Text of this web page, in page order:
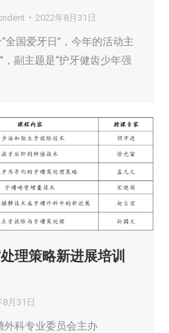
2022年8月31日
全国爱牙日”，今年的活动主
，副主题是“护牙健齿少年强
理策略新进展培训
月31日
外科专业委员会主办